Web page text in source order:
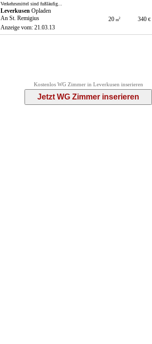
Verkehrsmittel sind fußläufig...
Leverkusen Opladen
An St. Remigius
Anzeige vom: 21.03.13
20 m2 340 €
Kostenlos WG Zimmer in Leverkusen inserieren